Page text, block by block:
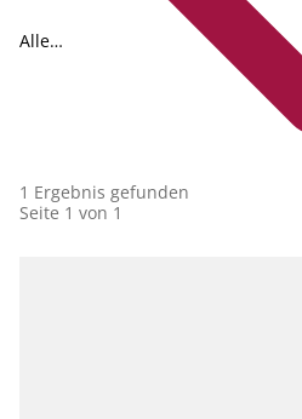
Alle
1 Ergebnis gefunden
Seite 1 von 1